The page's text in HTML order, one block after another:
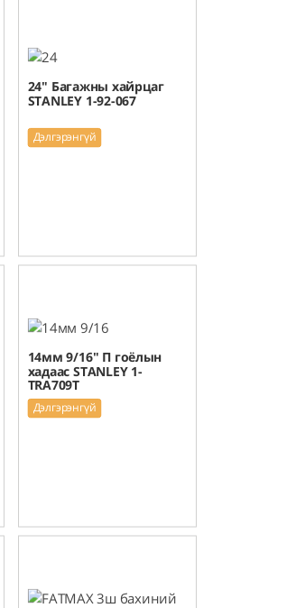
24" Багажны хайрцаг
STANLEY 1-92-067
Дэлгэрэнгүй
14мм 9/16" П гоёлын
хадаас STANLEY 1-
TRA709T
Дэлгэрэнгүй